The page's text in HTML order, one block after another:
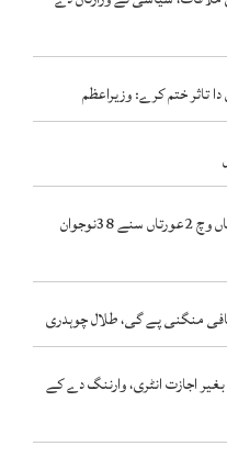
تاثر ختم کرے: وزیراعظم
مقبوضہ کشمیر وچ بھارتی مظالم، 120دناں وچ 2عورتاں سنے 38نوجوان
منگنی پے گی، طلال چوہدری
اجازت انٹری، وارننگ دے کے